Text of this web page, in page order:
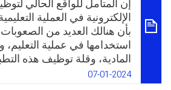
وخاصة بَعد جائحة (COVID-19).
WhatsApp
Facebook
Twitter
إن المتأمل للواقع الحالي
الإلكترونية في العملية
بأن هنالك العديد من
استخدامها في عملية التعليم،
المادية، وقلة توظيف هذه
وتفعيلها داخل الصفوف
07-01-2024